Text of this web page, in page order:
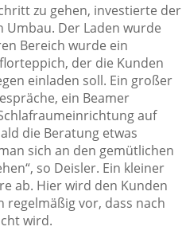
zu gehen, investierte der
Umbau. Der Laden wurde
Bereich wurde ein
der die Kunden
einladen soll. Ein großer
ein Beamer
auf
die Beratung etwas
sich an den gemütlichen
so Deisler. Ein kleiner
ab. Hier wird den Kunden
regelmäßig vor, dass nach
wird.